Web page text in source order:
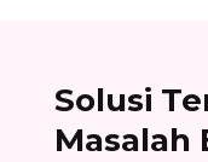
Solusi
Masalah